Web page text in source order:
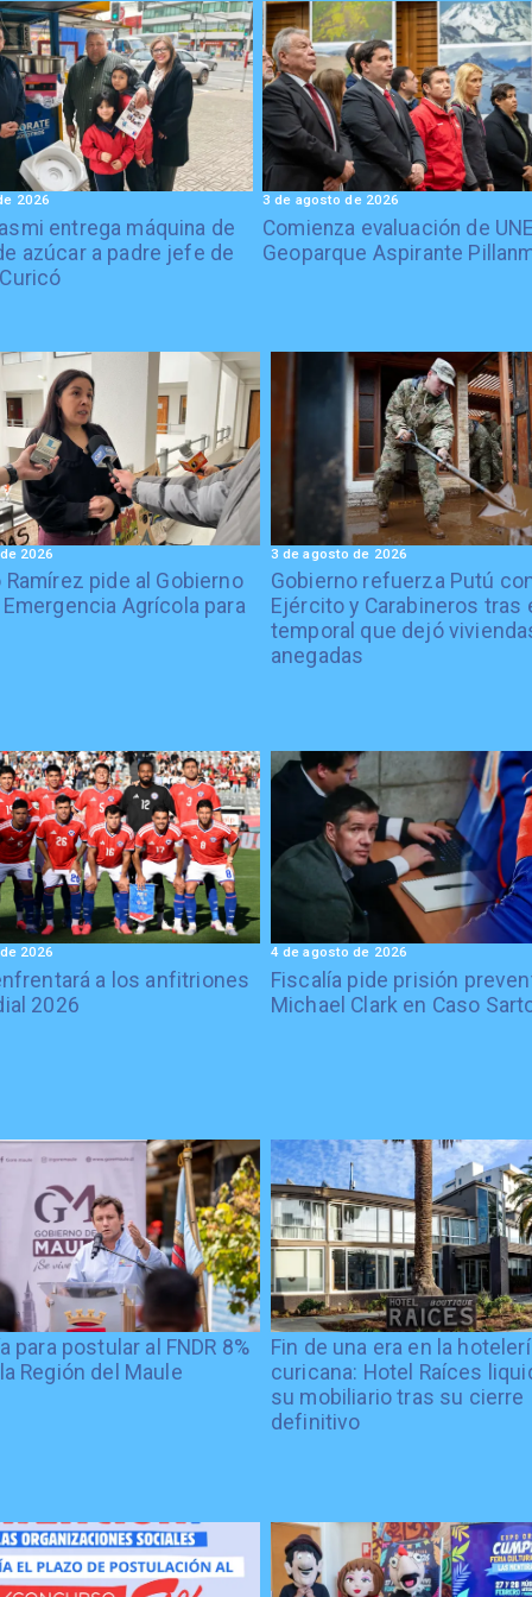
entrega máquina de
azúcar a padre jefe de
2026
Comienza evaluación de
Geoparque Aspirante
3 de agosto de 2026
Ramírez pide al Gobierno
Agrícola para
2026
Gobierno refuerza Putú
Ejército y Carabineros tras
temporal que dejó
anegadas
3 de agosto de 2026
a los anfitriones
2026
2026
Fiscalía pide prisión
Michael Clark en Caso
4 de agosto de 2026
para postular al FNDR 8%
Región del Maule
Fin de una era en la
curicana: Hotel Raíces
su mobiliario tras su cierre
definitivo